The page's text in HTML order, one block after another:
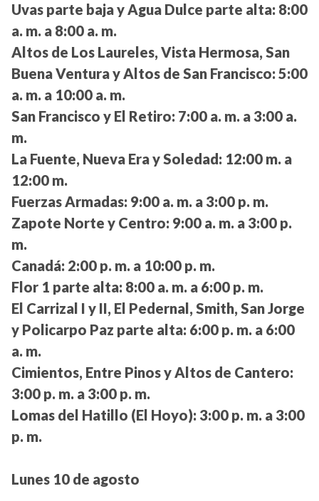
Uvas parte baja y Agua Dulce parte alta: 8:00
a. m. a 8:00 a. m.
Altos de Los Laureles, Vista Hermosa, San
Buena Ventura y Altos de San Francisco: 5:00
a. m. a 10:00 a. m.
San Francisco y El Retiro: 7:00 a. m. a 3:00 a.
m.
La Fuente, Nueva Era y Soledad: 12:00 m. a
12:00 m.
Fuerzas Armadas: 9:00 a. m. a 3:00 p. m.
Zapote Norte y Centro: 9:00 a. m. a 3:00 p.
m.
Canadá: 2:00 p. m. a 10:00 p. m.
Flor 1 parte alta: 8:00 a. m. a 6:00 p. m.
El Carrizal I y II, El Pedernal, Smith, San Jorge
y Policarpo Paz parte alta: 6:00 p. m. a 6:00
a. m.
Cimientos, Entre Pinos y Altos de Cantero:
3:00 p. m. a 3:00 p. m.
Lomas del Hatillo (El Hoyo): 3:00 p. m. a 3:00
p. m.
Lunes 10 de agosto